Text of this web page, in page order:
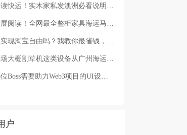
运！实木家私发澳洲必看说明这类家具熏蒸杀毒再可海运布里
阅读！全网最全整柜家具海运马来西亚怡保的保姆式海运攻略！
现淘宝自由吗？我教你最省钱，最方便的方法
大棚割草机这类设备从广州海运到澳洲堪培拉过海关需要提供什
Boss需要助力Web3项目的UI设计，或qian
户